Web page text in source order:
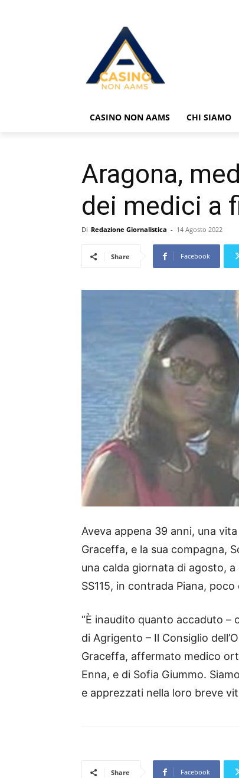
CASINO NON AAMS CHI SIAMO
Aragona,
dei medici a
Di Redazione Giornalistica - 14 Agosto 2022
Share Facebook
Aveva appena 39 anni, una
Graceffa, e la sua compagna,
una calda giornata di agosto,
SS115, in contrada Piana,
“È inaudito quanto accaduto –
di Agrigento – Il Consiglio
Graceffa, affermato medico
Enna, e di Sofia Giummo.
e apprezzati nella loro breve
Share Facebook